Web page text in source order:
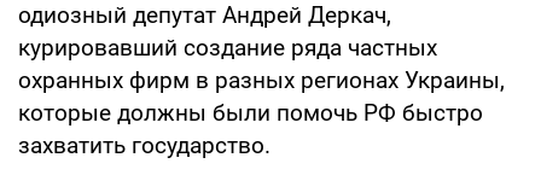
одиозный депутат Андрей Деркач,
курировавший создание ряда частных
охранных фирм в разных регионах Украины,
которые должны были помочь РФ быстро
захватить государство.